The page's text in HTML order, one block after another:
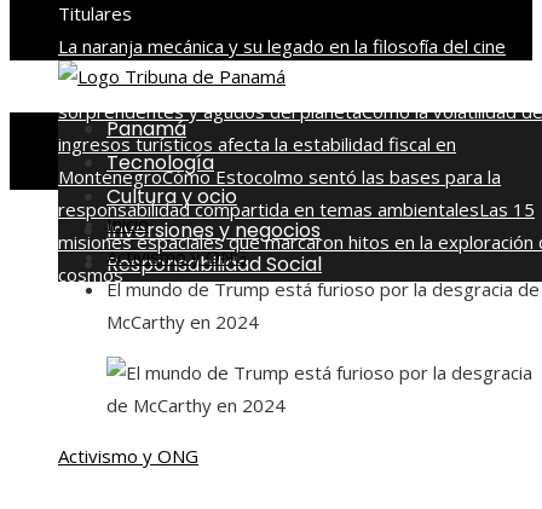
Titulares
La naranja mecánica y su legado en la filosofía del cine
distópicoDescubre los 10 animales con sentidos más
sorprendentes y agudos del planetaCómo la volatilidad de
ingresos turísticos afecta la estabilidad fiscal en
MontenegroCómo Estocolmo sentó las bases para la
responsabilidad compartida en temas ambientalesLas 15
misiones espaciales que marcaron hitos en la exploración
cosmos
Panamá
Tecnología
Cultura y ocio
Inversiones y negocios
Responsabilidad Social
Inicio
Activismo y ONG
El mundo de Trump está furioso por la desgracia de
McCarthy en 2024
Activismo y ONG